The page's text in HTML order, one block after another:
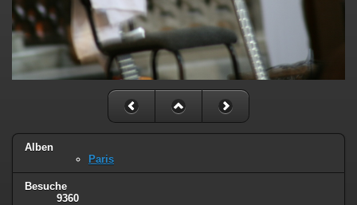
Alben
Paris
Besuche
9360